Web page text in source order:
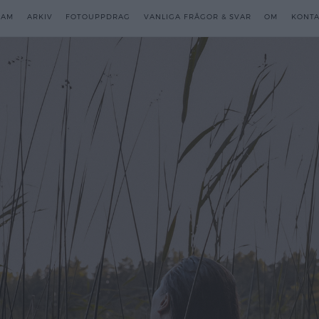
ARKIV FOTOUPPDRAG VANLIGA FRÅGOR & SVAR OM
ARKIV FOTOUPPDRAG VANLIGA FRÅGOR & SVAR OM